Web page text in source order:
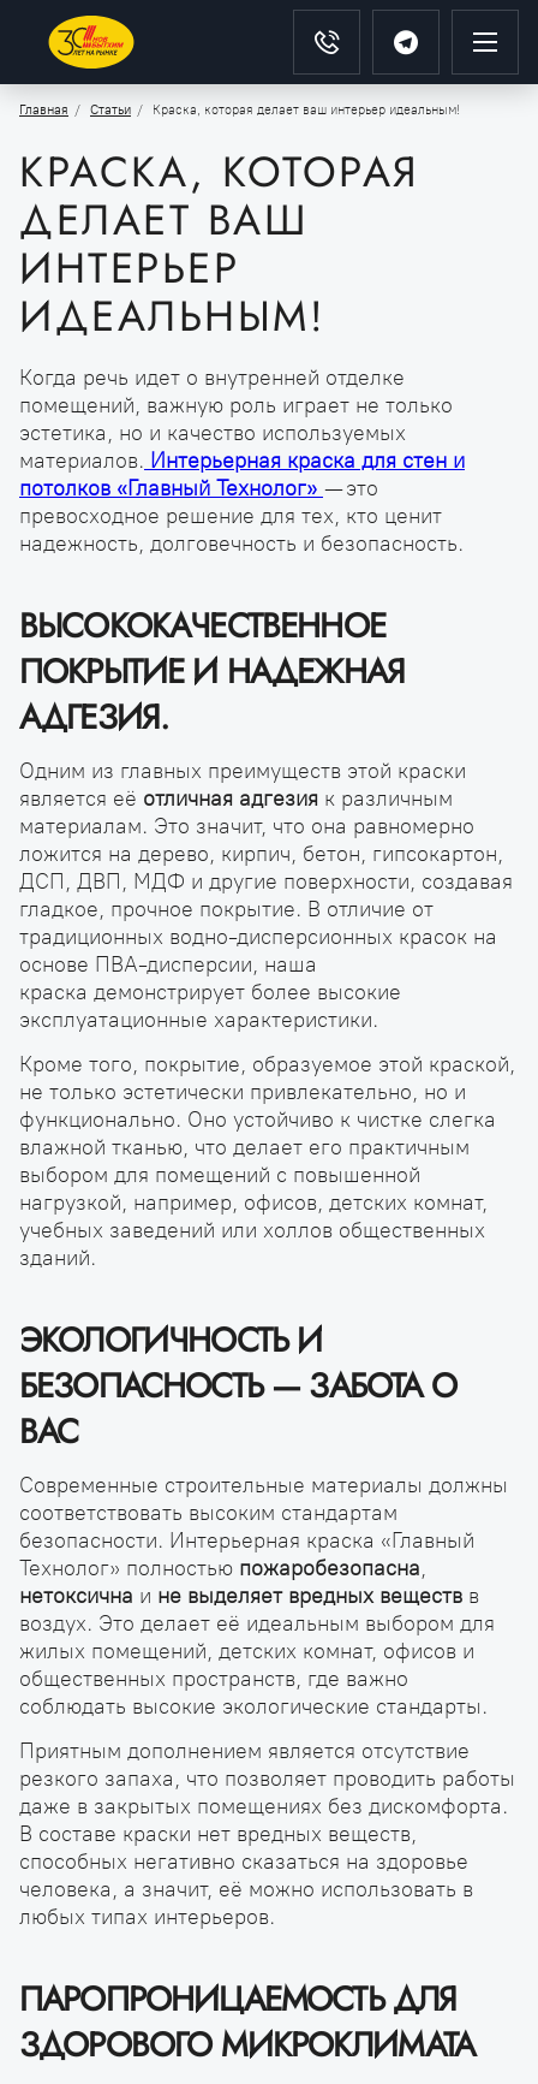
Главная Статьи Краска, которая делает ваш интерьер идеальным!
КРАСКА, КОТОРАЯ
ДЕЛАЕТ ВАШ
ИНТЕРЬЕР
ИДЕАЛЬНЫМ!
Когда речь идет о внутренней отделке
помещений, важную роль играет не только
эстетика, но и качество используемых
материалов. Интерьерная краска для стен и
потолков «Главный Технолог» — это
превосходное решение для тех, кто ценит
надежность, долговечность и безопасность.
ВЫСОКОКАЧЕСТВЕННОЕ
ПОКРЫТИЕ И НАДЕЖНАЯ
АДГЕЗИЯ.
Одним из главных преимуществ этой краски
является её отличная адгезия к различным
материалам. Это значит, что она равномерно
ложится на дерево, кирпич, бетон, гипсокартон,
ДСП, ДВП, МДФ и другие поверхности, создавая
гладкое, прочное покрытие. В отличие от
традиционных водно-дисперсионных красок на
основе ПВА-дисперсии, наша
краска демонстрирует более высокие
эксплуатационные характеристики.
Кроме того, покрытие, образуемое этой краской,
не только эстетически привлекательно, но и
функционально. Оно устойчиво к чистке слегка
влажной тканью, что делает его практичным
выбором для помещений с повышенной
нагрузкой, например, офисов, детских комнат,
учебных заведений или холлов общественных
зданий.
ЭКОЛОГИЧНОСТЬ И
БЕЗОПАСНОСТЬ — ЗАБОТА О
ВАС
Современные строительные материалы должны
соответствовать высоким стандартам
безопасности. Интерьерная краска «Главный
Технолог» полностью пожаробезопасна,
нетоксична и не выделяет вредных веществ в
воздух. Это делает её идеальным выбором для
жилых помещений, детских комнат, офисов и
общественных пространств, где важно
соблюдать высокие экологические стандарты.
Приятным дополнением является отсутствие
резкого запаха, что позволяет проводить работы
даже в закрытых помещениях без дискомфорта.
В составе краски нет вредных веществ,
способных негативно сказаться на здоровье
человека, а значит, её можно использовать в
любых типах интерьеров.
ПАРОПРОНИЦАЕМОСТЬ ДЛЯ
ЗДОРОВОГО МИКРОКЛИМАТА